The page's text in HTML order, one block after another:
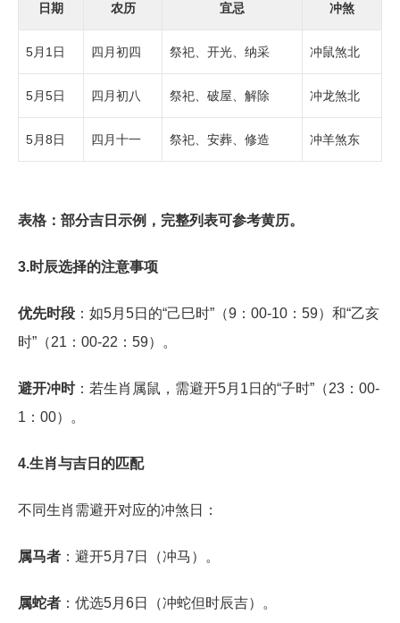
日期 农历 宜忌 冲煞
5月1日 四月初四 祭祀、开光、纳采 冲鼠煞北
5月5日 四月初八 祭祀、破屋、解除 冲龙煞北
5月8日 四月十一 祭祀、安葬、修造 冲羊煞东
表格：部分吉日示例，完整列表可参考黄历。
3.时辰选择的注意事项
优先时段 ：如5月5日的“己巳时”（9：00-10：59）和“乙亥
时”（21：00-22：59）。
避开冲时：若生肖属鼠，需避开5月1日的“子时”（23：00-
1：00）。
4.生肖与吉日的匹配
不同生肖需避开对应的冲煞日：
属马者 ：避开5月7日（冲马）。
属蛇者 ：优选5月6日（冲蛇但时辰吉）。